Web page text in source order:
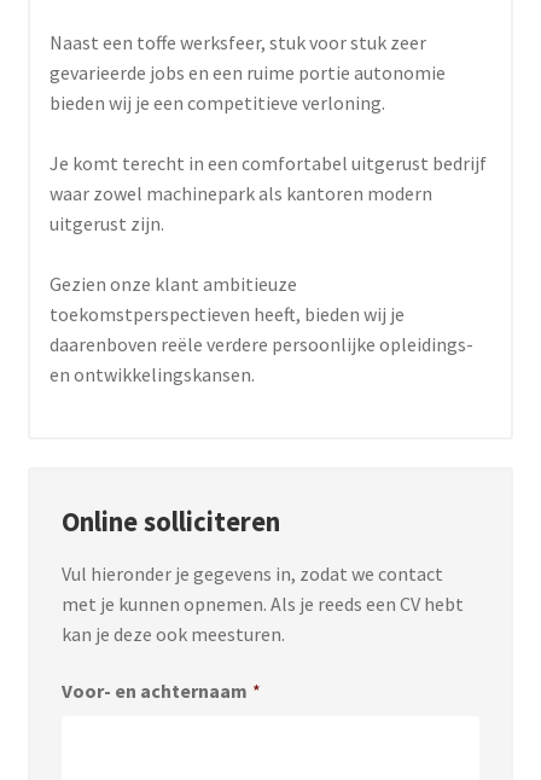
Naast een toffe werksfeer, stuk voor stuk zeer
gevarieerde jobs en een ruime portie autonomie
bieden wij je een competitieve verloning.
Je komt terecht in een comfortabel uitgerust bedrijf
waar zowel machinepark als kantoren modern
uitgerust zijn.
Gezien onze klant ambitieuze
toekomstperspectieven heeft, bieden wij je
daarenboven reële verdere persoonlijke opleidings-
en ontwikkelingskansen.
Online solliciteren
Vul hieronder je gegevens in, zodat we contact
met je kunnen opnemen. Als je reeds een CV hebt
kan je deze ook meesturen.
Voor- en achternaam *